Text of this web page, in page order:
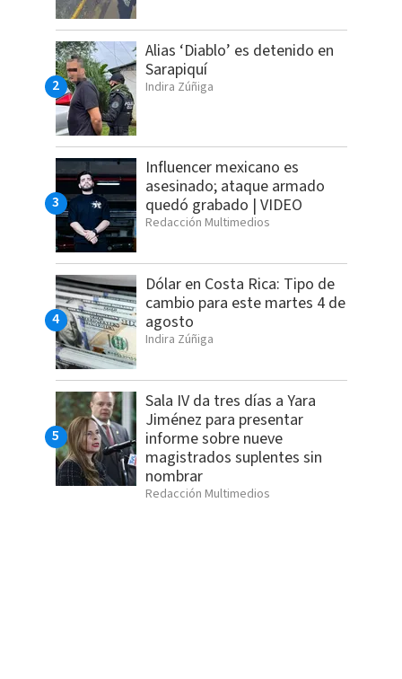
Alias ‘Diablo’ es detenido en
Sarapiquí
Indira Zúñiga
Influencer mexicano es
asesinado; ataque armado
quedó grabado | VIDEO
Redacción Multimedios
Dólar en Costa Rica: Tipo de
cambio para este martes 4 de
agosto
Indira Zúñiga
Sala IV da tres días a Yara
Jiménez para presentar
informe sobre nueve
magistrados suplentes sin
nombrar
Redacción Multimedios